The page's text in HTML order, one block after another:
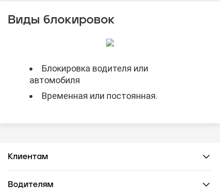
Виды блокировок
Блокировка водителя или
автомобиля
Временная или постоянная.
Блокировка водителя или
автомобиля
Временная или постоянная.
Блокировка водителя или
автомобиля
Временная или постоянная.
Клиентам
Водителям